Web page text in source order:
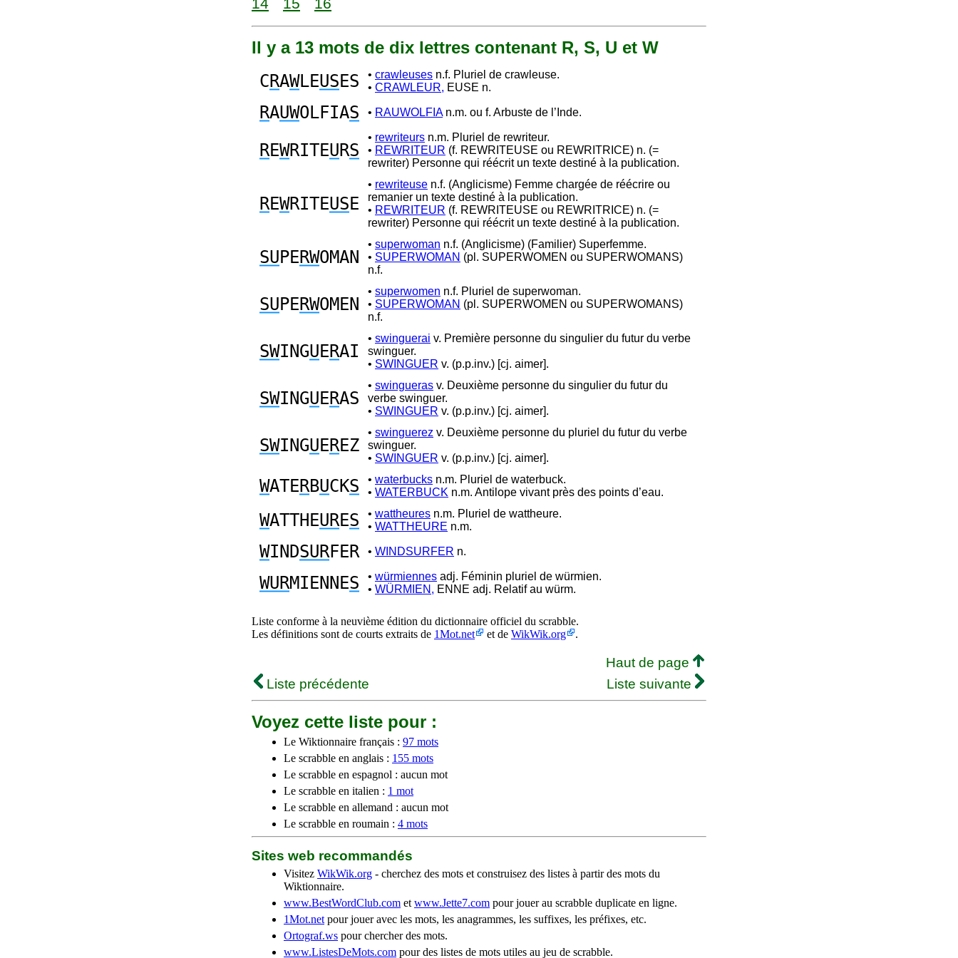
Il y a 13 mots de dix lettres contenant R, S, U et W
CRAWLEUSES • crawleuses n.f. Pluriel de crawleuse.
• CRAWLEUR, EUSE n.
RAUWOLFIAS • RAUWOLFIAn.m. ou f. Arbuste de l’Inde.
REWRITEURS
• rewriteurs n.m. Pluriel de rewriteur.
• REWRITEUR (f. REWRITEUSE ou REWRITRICE) n. (=
rewriter) Personne qui réécrit un texte destiné à la publication.
REWRITEUSE
• rewriteuse n.f. (Anglicisme) Femme chargée de réécrire ou
remanier un texte destiné à la publication.
• REWRITEUR (f. REWRITEUSE ou REWRITRICE) n. (=
rewriter) Personne qui réécrit un texte destiné à la publication.
SUPERWOMAN
• superwoman n.f. (Anglicisme) (Familier) Superfemme.
• SUPERWOMAN (pl. SUPERWOMEN ou SUPERWOMANS)
n.f.
SUPERWOMEN
• superwomen n.f. Pluriel de superwoman.
• SUPERWOMAN (pl. SUPERWOMEN ou SUPERWOMANS)
n.f.
SWINGUERAI
• swinguerai v. Première personne du singulier du futur du verbe
swinguer.
• SWINGUER v. (p.p.inv.) [cj. aimer].
SWINGUERAS
• swingueras v. Deuxième personne du singulier du futur du
verbe swinguer.
• SWINGUER v. (p.p.inv.) [cj. aimer].
SWINGUEREZ
• swinguerez v. Deuxième personne du pluriel du futur du verbe
swinguer.
• SWINGUER v. (p.p.inv.) [cj. aimer].
WATERBUCKS • waterbucks n.m. Pluriel de waterbuck.
• WATERBUCK n.m. Antilope vivant près des points d’eau.
WATTHEURES • wattheures n.m. Pluriel de wattheure.
• WATTHEURE n.m.
WINDSURFER • WINDSURFER n.
WURMIENNES • würmiennes adj. Féminin pluriel de würmien.
• WÜRMIEN, ENNE adj. Relatif au würm.
Liste conforme à la neuvième édition du dictionnaire officiel du scrabble.
Les définitions sont de courts extraits de 1Mot.net et de WikWik.org .
Haut de page
Liste précédente
Liste suivante
Voyez cette liste pour :
Le Wiktionnaire français : 97 mots
Le scrabble en anglais : 155 mots
Le scrabble en espagnol : aucun mot
Le scrabble en italien : 1 mot
Le scrabble en allemand : aucun mot
Le scrabble en roumain : 4 mots
Sites web recommandés
Visitez WikWik.org - cherchez des mots et construisez des listes à partir des mots du
Wiktionnaire.
www.BestWordClub.com et www.Jette7.com pour jouer au scrabble duplicate en ligne.
1Mot.net pour jouer avec les mots, les anagrammes, les suffixes, les préfixes, etc.
Ortograf.ws pour chercher des mots.
www.ListesDeMots.com pour des listes de mots utiles au jeu de scrabble.